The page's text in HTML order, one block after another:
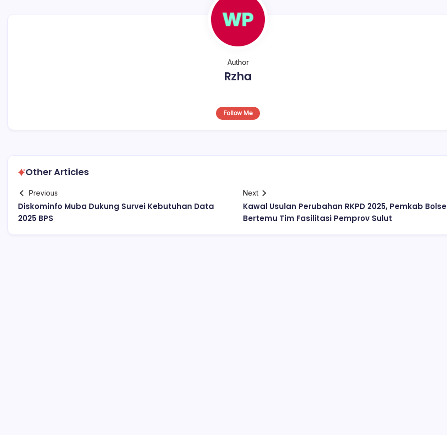
Author
Rzha
Follow Me
Other Articles
Previous
Diskominfo Muba Dukung Survei Kebutuhan Data
2025 BPS
Next
Kawal Usulan Perubahan RKPD 2025, Pemkab
Bertemu Tim Fasilitasi Pemprov Sulut